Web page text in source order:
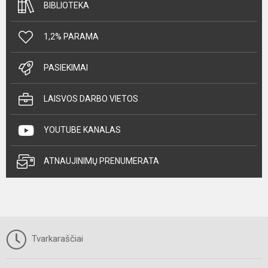
BIBLIOTEKA
1,2% PARAMA
PASIEKIMAI
LAISVOS DARBO VIETOS
YOUTUBE KANALAS
ATNAUJINIMŲ PRENUMERATA
Tvarkaraščiai